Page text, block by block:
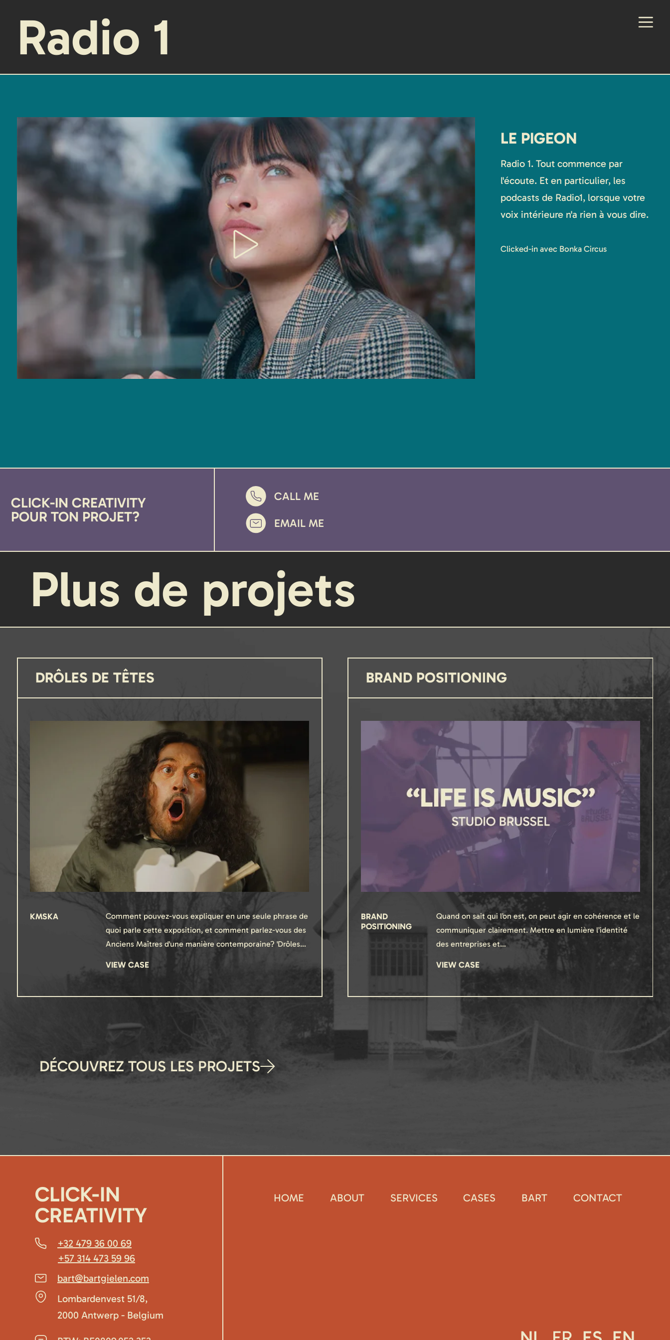
Radio 1
LE PIGEON
Radio 1. Tout commence par
l'écoute. Et en particulier, les
podcasts de Radio1, lorsque votre
voix intérieure n'a rien à vous dire.
Clicked-in avec Bonka Circus
CLICK-IN CREATIVITY
POUR TON PROJET?
CALL ME
EMAIL ME
Plus de projets
DRÔLES DE TÊTES
KMSKA
Comment pouvez-vous expliquer en une seule phrase de
quoi parle cette exposition, et comment parlez-vous des
Anciens Maîtres d'une manière contemporaine? 'Drôles…
VIEW CASE
BRAND POSITIONING
BRAND
POSITIONING
Quand on sait qui l’on est, on peut agir en cohérence et le
communiquer clairement. Mettre en lumière l’identité
des entreprises et…
VIEW CASE
DÉCOUVREZ TOUS LES PROJETS
CLICK-IN
CREATIVITY
+32 479 36 00 69
+57 314 473 59 96
bart@bartgielen.com
Lombardenvest 51/8,
2000 Antwerp - Belgium
HOME ABOUT SERVICES CASES BART CONTACT